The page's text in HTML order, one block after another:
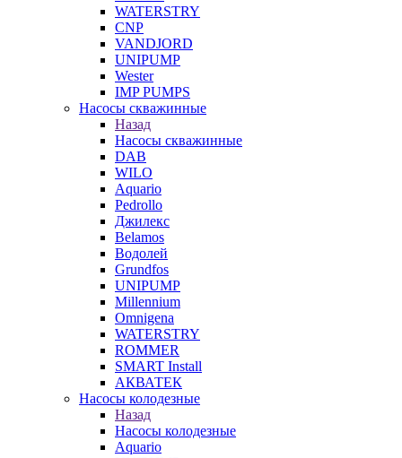
WATERSTRY
CNP
VANDJORD
UNIPUMP
Wester
IMP PUMPS
Насосы скважинные
Назад
Насосы скважинные
DAB
WILO
Aquario
Pedrollo
Джилекс
Belamos
Водолей
Grundfos
UNIPUMP
Millennium
Omnigena
WATERSTRY
ROMMER
SMART Install
АКВАТЕК
Насосы колодезные
Назад
Насосы колодезные
Aquario